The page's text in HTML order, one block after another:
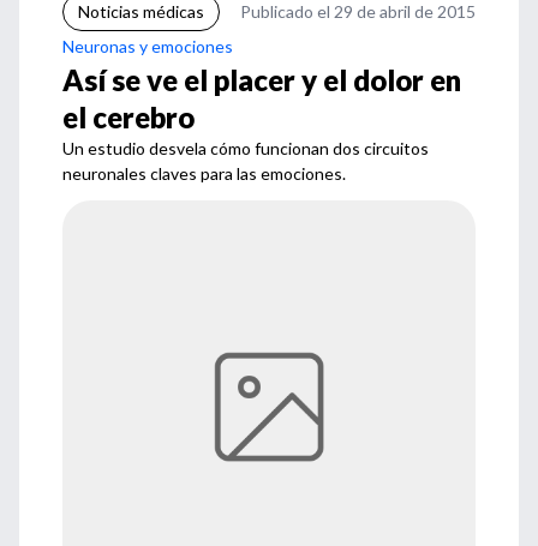
Noticias médicas
Publicado el 29 de abril de 2015
Neuronas y emociones
Así se ve el placer y el dolor en
el cerebro
Un estudio desvela cómo funcionan dos circuitos
neuronales claves para las emociones.